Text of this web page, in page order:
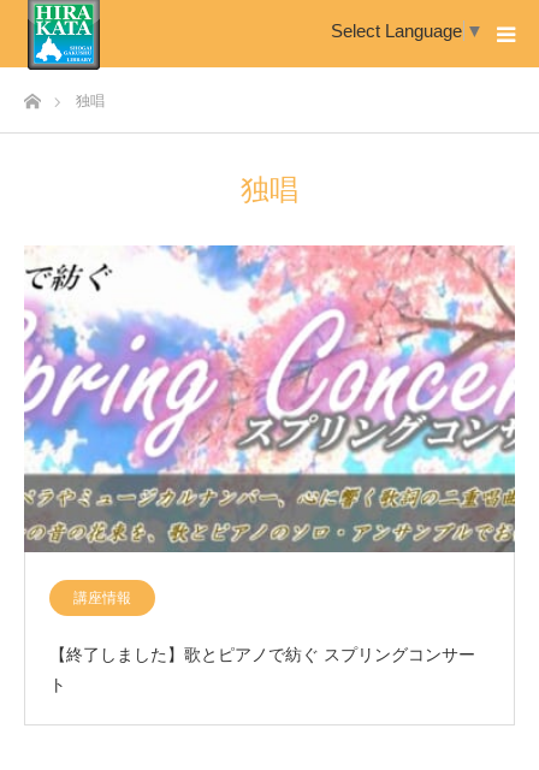
Select Language ▼
ホーム独唱
独唱
講座情報
【終了しました】歌とピアノで紡ぐ スプリングコンサー
ト